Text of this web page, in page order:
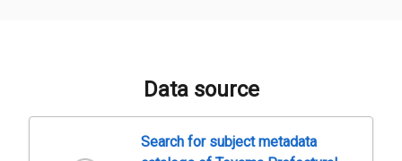
Data source
Search for subject metadata